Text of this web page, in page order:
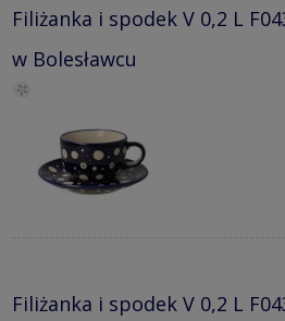
Filiżanka i spodek V 0,2 L
w Bolesławcu
Filiżanka i spodek V 0,2 L